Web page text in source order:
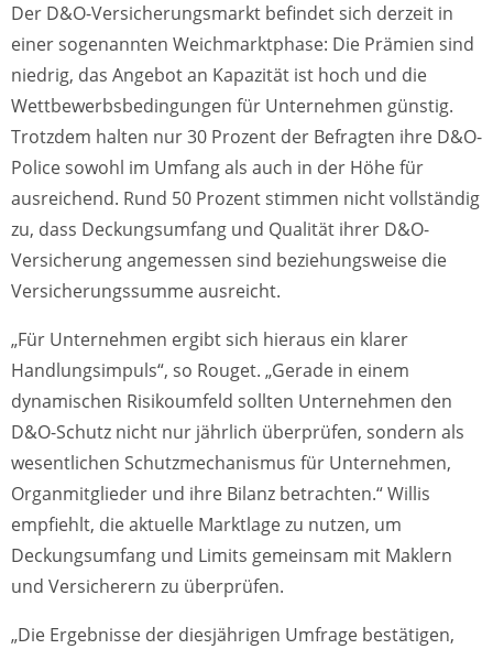
Der D&O-Versicherungsmarkt befindet sich derzeit in
einer sogenannten Weichmarktphase: Die Prämien sind
niedrig, das Angebot an Kapazität ist hoch und die
Wettbewerbsbedingungen für Unternehmen günstig.
Trotzdem halten nur 30 Prozent der Befragten ihre D&O-
Police sowohl im Umfang als auch in der Höhe für
ausreichend. Rund 50 Prozent stimmen nicht vollständig
zu, dass Deckungsumfang und Qualität ihrer D&O-
Versicherung angemessen sind beziehungsweise die
Versicherungssumme ausreicht.
„Für Unternehmen ergibt sich hieraus ein klarer
Handlungsimpuls“, so Rouget. „Gerade in einem
dynamischen Risikoumfeld sollten Unternehmen den
D&O-Schutz nicht nur jährlich überprüfen, sondern als
wesentlichen Schutzmechanismus für Unternehmen,
Organmitglieder und ihre Bilanz betrachten.“ Willis
empfiehlt, die aktuelle Marktlage zu nutzen, um
Deckungsumfang und Limits gemeinsam mit Maklern
und Versicherern zu überprüfen.
„Die Ergebnisse der diesjährigen Umfrage bestätigen,